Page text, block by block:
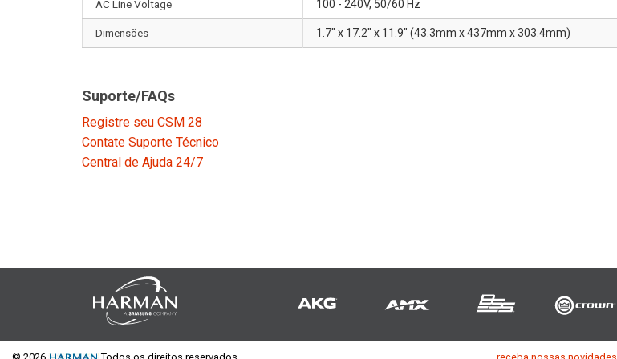
AC Line Voltage 100 - 240V, 50/60 Hz
Dimensões 1.7" x 17.2" x 11.9" (43.3mm x 437mm x 303.4mm)
Suporte/FAQs
Registre seu CSM 28
Contate Suporte Técnico
Central de Ajuda 24/7